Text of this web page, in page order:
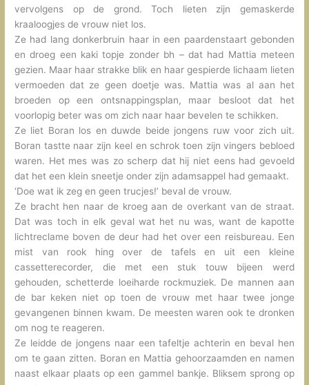
vervolgens op de grond. Toch lieten zijn gemaskerde
kraaloogjes de vrouw niet los.
Ze had lang donkerbruin haar in een paardenstaart gebonden
en droeg een kaki topje zonder bh – dat had Mattia meteen
gezien. Maar haar strakke blik en haar gespierde lichaam lieten
vermoeden dat ze geen doetje was. Mattia was al aan het
broeden op een ontsnappingsplan, maar besloot dat het
voorlopig beter was om zich naar haar bevelen te schikken.
Ze liet Boran los en duwde beide jongens ruw voor zich uit.
Boran tastte naar zijn keel en schrok toen zijn vingers bebloed
waren. Het mes was zo scherp dat hij niet eens had gevoeld
dat het een klein sneetje onder zijn adamsappel had gemaakt.
‘Doe wat ik zeg en geen trucjes!’ beval de vrouw.
Ze bracht hen naar de kroeg aan de overkant van de straat.
Dat was toch in elk geval wat het nu was, want de kapotte
lichtreclame boven de deur had het over een reisbureau. Een
mist van rook hing over de tafels en uit een kleine
cassetterecorder, die met een stuk touw bijeen werd
gehouden, schetterde loeiharde rockmuziek. De mannen aan
de bar keken niet op toen de vrouw met haar twee jonge
gevangenen binnen kwam. De meesten waren ook te dronken
om nog te reageren.
Ze leidde de jongens naar een tafeltje achterin en beval hen
om te gaan zitten. Boran en Mattia gehoorzaamden en namen
naast elkaar plaats op een gammel bankje. Bliksem sprong op